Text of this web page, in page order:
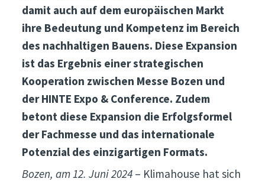
damit auch auf dem europäischen Markt
ihre Bedeutung und Kompetenz im Bereich
des nachhaltigen Bauens. Diese Expansion
ist das Ergebnis einer strategischen
Kooperation zwischen Messe Bozen und
der HINTE Expo & Conference. Zudem
betont diese Expansion die Erfolgsformel
der Fachmesse und das internationale
Potenzial des einzigartigen Formats.
Bozen, am 12. Juni 2024 – Klimahouse hat sich